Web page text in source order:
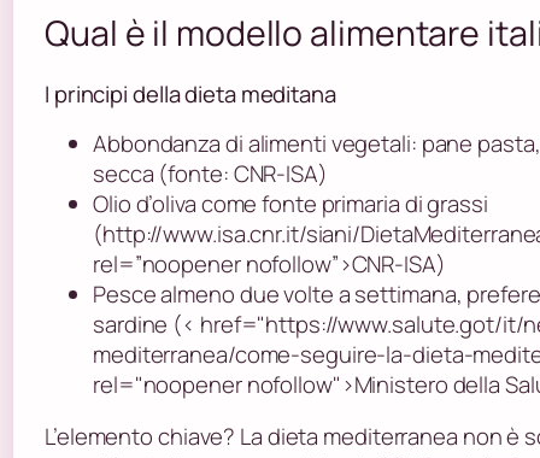
Qual è il modello alimentare
I principi della dieta meditana
Abbondanza di alimenti vegetali: pane
secca (fonte: CNR-ISA)
Olio d’oliva come fonte primaria di grassi
(http://www.isa.cnr.it/siani/
rel=”noopener nofollow”>CNR-ISA)
Pesce almeno due volte a settimana,
sardine (< href="https://www.salute.got/it/
mediterranea/come-seguire-la-dieta-
rel="noopener nofollow">Ministero della
L’elemento chiave? La dieta mediterranea non è